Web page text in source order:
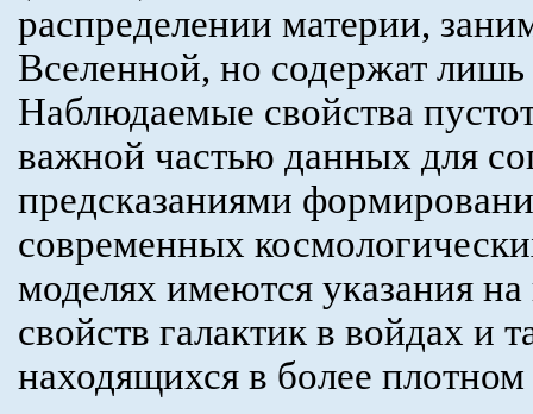
распределении материи,
Вселенной, но содержат
Наблюдаемые свойства
важной частью данных для
предсказаниями
современных
моделях имеются указания
свойств галактик в войдах и
находящихся в более